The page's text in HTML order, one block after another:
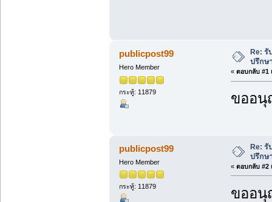
publicpost99
Hero Member
กระทู้: 11879
Re:
ปรึกษ
« ตอบกลับ #1
ขออนุ
publicpost99
Hero Member
กระทู้: 11879
Re: รั
ปรึกษ
« ตอบกลับ #2
ขออนุ